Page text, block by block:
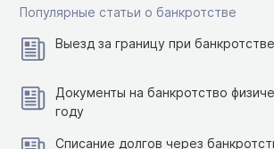
Популярные статьи о банкротстве
Выезд за границу при банкротстве
Документы на банкротство
году
Списание долгов через